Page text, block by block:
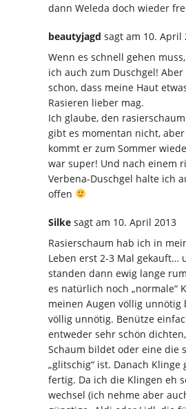
dann Weleda doch wieder
beautyjagd sagt am 10. April
Wenn es schnell gehen
ich auch zum Duschgel!
schon, dass meine Haut
Rasieren lieber mag.
Ich glaube, den
gibt es momentan nicht,
kommt er zum Sommer
war super! Und nach einem
Verbena-Duschgel halte ich
offen
Silke sagt am 10. April 2013
Rasierschaum hab ich in
Leben erst 2-3 Mal gekauft…
standen dann ewig lange
es natürlich noch „normale“
meinen Augen völlig unnötig
völlig unnötig. Benütze
entweder sehr schön
Schaum bildet oder eine die
„glitschig“ ist. Danach
fertig. Da ich die Klingen eh
wechsel (ich nehme aber